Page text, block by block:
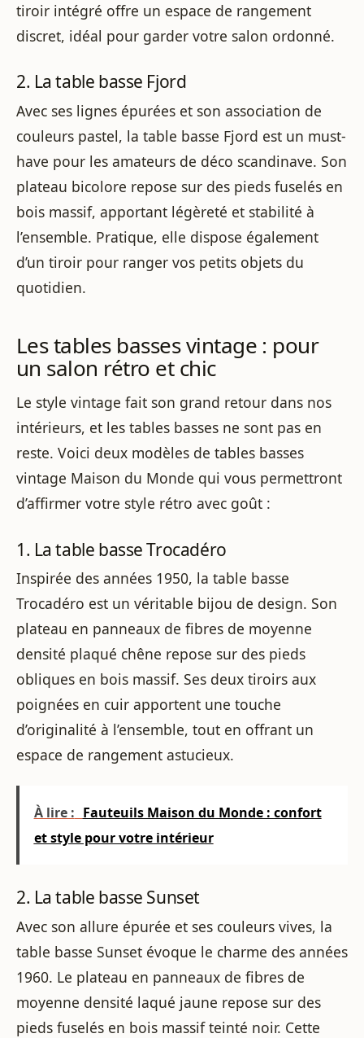
tiroir intégré offre un espace de rangement
discret, idéal pour garder votre salon ordonné.
2. La table basse Fjord
Avec ses lignes épurées et son association de
couleurs pastel, la table basse Fjord est un must-
have pour les amateurs de déco scandinave. Son
plateau bicolore repose sur des pieds fuselés en
bois massif, apportant légèreté et stabilité à
l’ensemble. Pratique, elle dispose également
d’un tiroir pour ranger vos petits objets du
quotidien.
Les tables basses vintage : pour
un salon rétro et chic
Le style vintage fait son grand retour dans nos
intérieurs, et les tables basses ne sont pas en
reste. Voici deux modèles de tables basses
vintage Maison du Monde qui vous permettront
d’affirmer votre style rétro avec goût :
1. La table basse Trocadéro
Inspirée des années 1950, la table basse
Trocadéro est un véritable bijou de design. Son
plateau en panneaux de fibres de moyenne
densité plaqué chêne repose sur des pieds
obliques en bois massif. Ses deux tiroirs aux
poignées en cuir apportent une touche
d’originalité à l’ensemble, tout en offrant un
espace de rangement astucieux.
À lire : Fauteuils Maison du Monde : confort
et style pour votre intérieur
2. La table basse Sunset
Avec son allure épurée et ses couleurs vives, la
table basse Sunset évoque le charme des années
1960. Le plateau en panneaux de fibres de
moyenne densité laqué jaune repose sur des
pieds fuselés en bois massif teinté noir. Cette